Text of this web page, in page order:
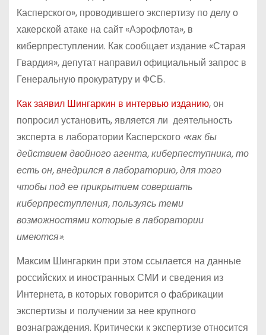
Касперского», проводившего экспертизу по делу о
хакерской атаке на сайт «Аэрофлота», в
киберпреступлении. Как сообщает издание «Старая
Гвардия», депутат направил официальный запрос в
Генеральную прокуратуру и ФСБ.
Как заявил Шингаркин в интервью изданию, он
попросил установить, является ли деятельность
эксперта в лаборатории Касперского «как бы
действием двойного агента, киберпеступника, то
есть он, внедрился в лабораторию, для того
чтобы под ее прикрытием совершать
киберпреступления, пользуясь теми
возможностями которые в лаборатории
имеются».
Максим Шингаркин при этом ссылается на данные
российских и иностранных СМИ и сведения из
Интернета, в которых говорится о фабрикации
экспертизы и получении за нее крупного
вознаграждения. Критически к экспертизе относится